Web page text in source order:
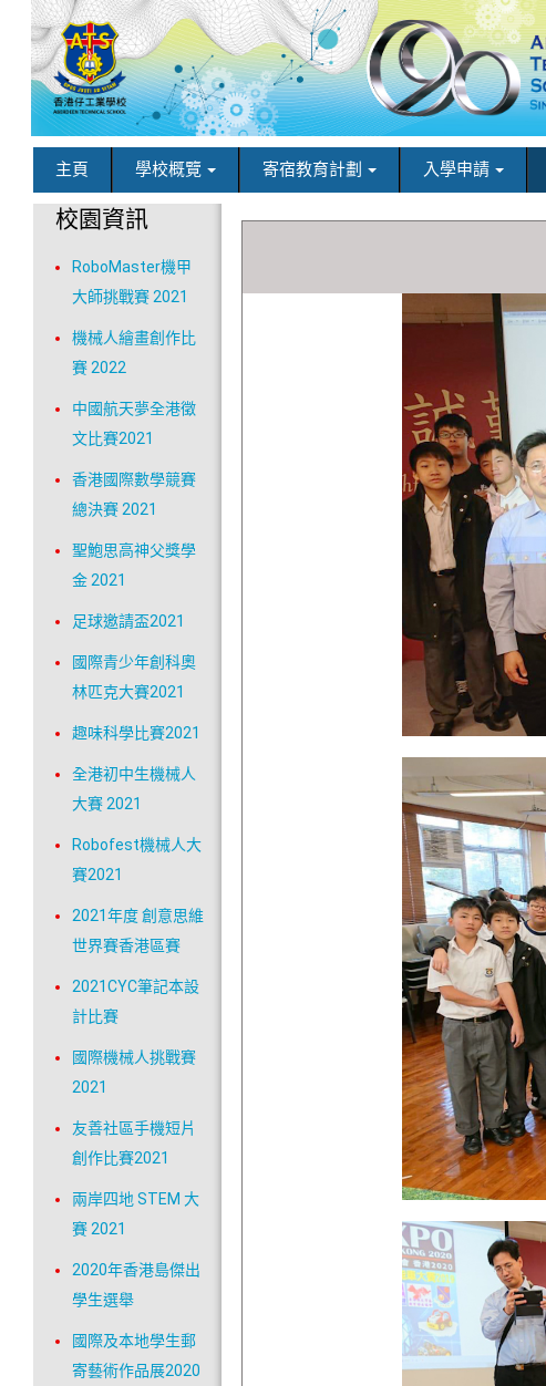
主頁 學校概覽 寄宿教育計劃 入學申請
校園資訊
RoboMaster機甲
大師挑戰賽 2021
機械人繪畫創作比
賽 2022
中國航天夢全港徵
文比賽2021
香港國際數學競賽
總決賽 2021
聖鮑思高神父獎學
金 2021
足球邀請盃2021
國際青少年創科奧
林匹克大賽2021
趣味科學比賽2021
全港初中生機械人
大賽 2021
Robofest機械人大
賽2021
2021年度 創意思維
世界賽香港區賽
2021CYC筆記本設
計比賽
國際機械人挑戰賽
2021
友善社區手機短片
創作比賽2021
兩岸四地 STEM 大
賽 2021
2020年香港島傑出
學生選舉
國際及本地學生郵
寄藝術作品展2020